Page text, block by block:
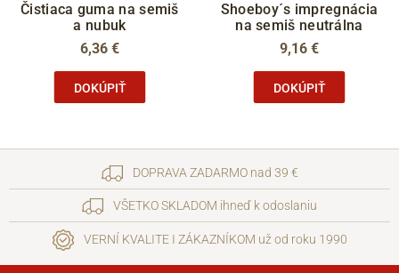
Čistiaca guma na semiš
a nubuk
6,36 €
DOKÚPIŤ
Shoeboy´s impregnácia
na semiš neutrálna
9,16 €
DOKÚPIŤ
DOPRAVA ZADARMO nad 39 €
VŠETKO SKLADOM ihneď k odoslaniu
VERNÍ KVALITE I ZÁKAZNÍKOM už od roku 1990